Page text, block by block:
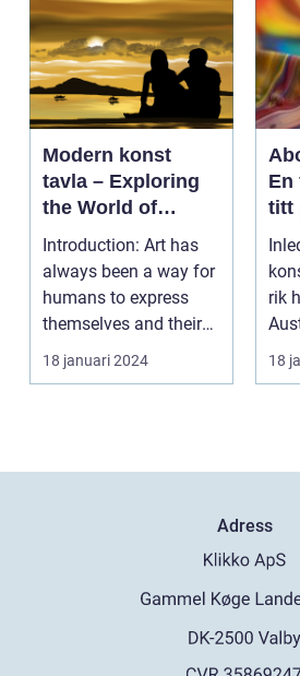
Modern konst
tavla – Exploring
the World of
Contemporary Art
Introduction: Art has
always been a way for
humans to express
themselves and their
experiences. Over...
18 januari 2024
En
titt
rik
18
Adress